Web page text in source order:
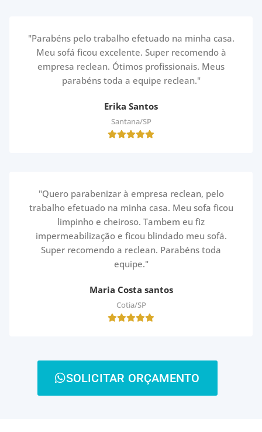
"Parabéns pelo trabalho efetuado na minha casa.
Meu sofá ficou excelente. Super recomendo à
empresa reclean. Ótimos profissionais. Meus
parabéns toda a equipe reclean."
Erika Santos
Santana/SP
"Quero parabenizar à empresa reclean, pelo
trabalho efetuado na minha casa. Meu sofa ficou
limpinho e cheiroso. Tambem eu fiz
impermeabilização e ficou blindado meu sofá.
Super recomendo a reclean. Parabéns toda
equipe."
Maria Costa santos
Cotia/SP
SOLICITAR ORÇAMENTO